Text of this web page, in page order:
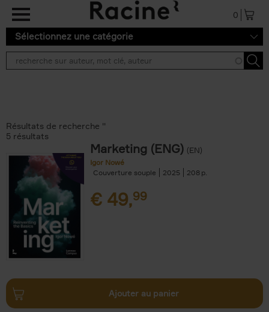
Aller au contenu principal
0
Sélectionnez une catégorie
Résultats de recherche ''
5 résultats
Marketing (ENG) (EN)
Igor Nowé
Couverture souple
2025 208
€ 49,99
Ajouter au panier